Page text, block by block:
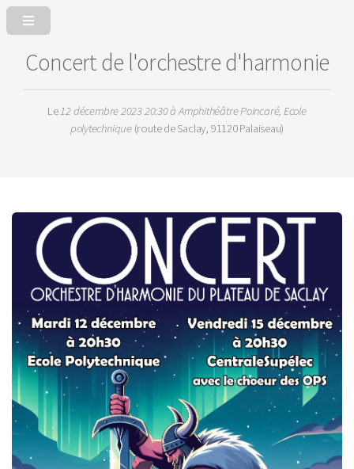
Concert de l'orchestre d'harmonie
Le12 décembre 2023 20:30à Amphithéâtre Poincaré, Ecole
polytechnique(route de Saclay, 91120 Palaiseau)